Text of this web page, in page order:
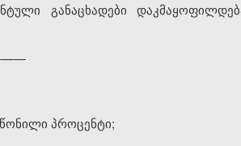
განაცხადები
პროცენტი;